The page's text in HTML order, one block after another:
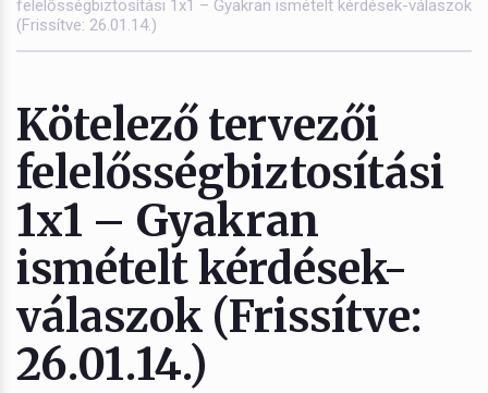
felelősségbiztosítási 1x1 – Gyakran ismételt kérdések-válaszok
(Frissítve: 26.01.14.)
Kötelező tervezői
felelősségbiztosítási
1x1 – Gyakran
ismételt kérdések-
válaszok (Frissítve:
26.01.14.)